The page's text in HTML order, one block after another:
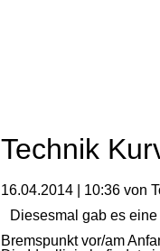
Technik
16.04.2014 | 10:36 von
Diesesmal gab es
Bremspunkt vor/am